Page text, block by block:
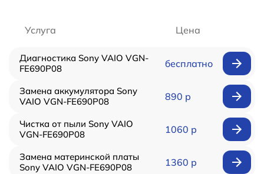
Услуга Цена
Диагностика Sony VAIO VGN-
FE690P08
бесплатно
Замена аккумулятора Sony
VAIO VGN-FE690P08
890 р
Чистка от пыли Sony VAIO
VGN-FE690P08
1060 р
Замена материнской платы
Sony VAIO VGN-FE690P08
1360 р